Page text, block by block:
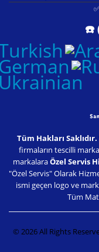
☎️
Tüm Hakları Saklıdır.
firmaların tescilli
markalaraÖzel Servis
"Özel Servis" Olarak
ismi geçen logo ve
Tüm
© 2026 All Rights